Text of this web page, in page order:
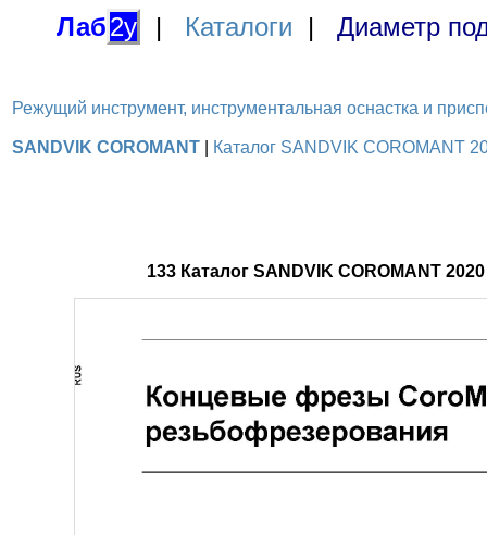
Лаб2у | Каталоги | Диаметр
Режущий инструмент, инструментальная оснастка и
SANDVIK COROMANT Каталог SANDVIK COROMANT
133 Каталог SANDVIK COROMANT